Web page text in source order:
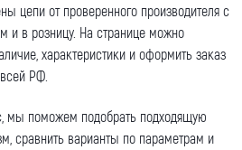
цепи от проверенного производителя с
и в розницу. На странице можно
характеристики и оформить заказ
РФ.
мы поможем подобрать подходящую
сравнить варианты по параметрам и